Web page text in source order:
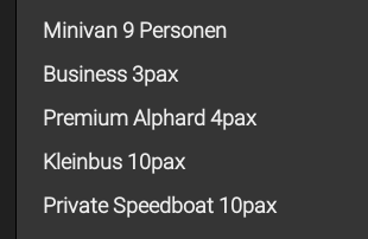
Minivan 9 Personen
Business 3pax
Premium Alphard 4pax
Kleinbus 10pax
Private Speedboat 10pax